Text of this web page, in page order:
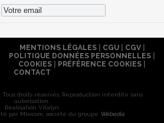
MENTIONS LÉGALES| CGU| CGV|
POLITIQUE DONNÉES PERSONNELLES
COOKIES
PRÉFÉRENCE COOKIES
CONTACT
Tous droits réservés. Reproduction interdite sans
autorisation.
Réalisation Vitalyn
par Mixicom, société du groupe Webedia.